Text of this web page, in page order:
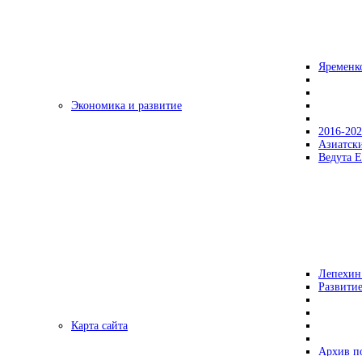
Экономика и развитие
2016-
Ведута
Карта сайта
Архив